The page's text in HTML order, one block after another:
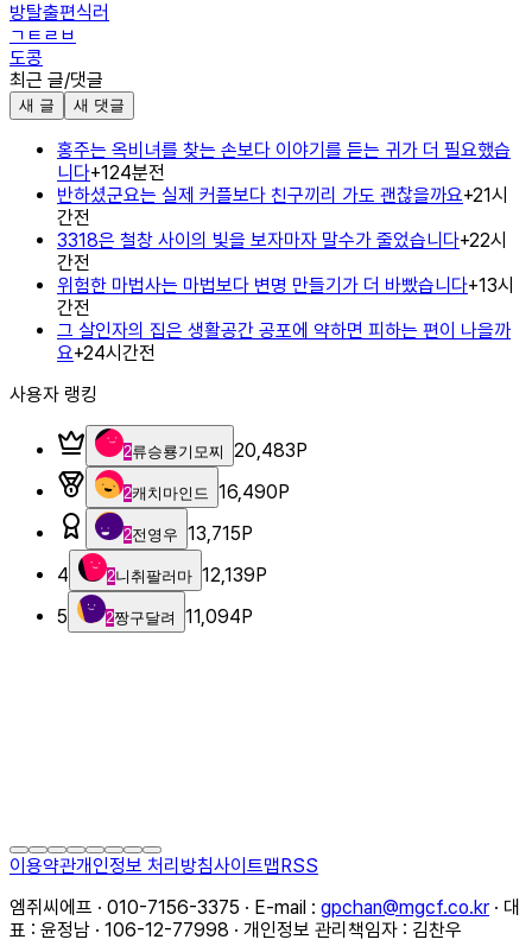
방탈출편식러
ㄱㅌㄹㅂ
도콩
최근 글/댓글
새 글 새 댓글
홍주는 옥비녀를 찾는 손보다 이야기를 듣는 귀가 더 필요했습
니다+124분전
반하셨군요는 실제 커플보다 친구끼리 가도 괜찮을까요+21시
간전
3318은 철창 사이의 빛을 보자마자 말수가 줄었습니다+22시
간전
위험한 마법사는 마법보다 변명 만들기가 더 바빴습니다+13시
간전
그 살인자의 집은 생활공간 공포에 약하면 피하는 편이 나을까
요+24시간전
사용자 랭킹
2류승룡기모찌 20,483P
2캐치마인드 16,490P
2전영우 13,715P
4
2니취팔러마 12,139P
5
2짱구달려 11,094P
이용약관개인정보 처리방침사이트맵RSS
엠쥐씨에프 · 010-7156-3375 · E-mail : gpchan@mgcf.co.kr · 대
표 : 윤정남 · 106-12-77998 · 개인정보 관리책임자 : 김찬우